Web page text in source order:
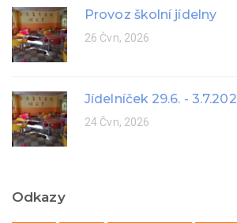
Provoz školní jídelny
26 Čvn, 2026
Jídelníček 29.6. -
24 Čvn, 2026
Odkazy